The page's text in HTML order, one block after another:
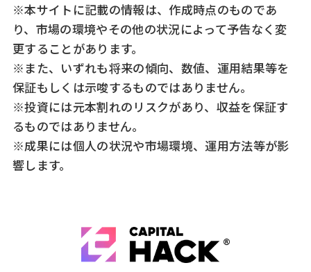
※本サイトに記載の情報は、作成時点のものであ
り、市場の環境やその他の状況によって予告なく変
更することがあります。
※また、いずれも将来の傾向、数値、運用結果等を
保証もしくは示唆するものではありません。
※投資には元本割れのリスクがあり、収益を保証す
るものではありません。
※成果には個人の状況や市場環境、運用方法等が影
響します。